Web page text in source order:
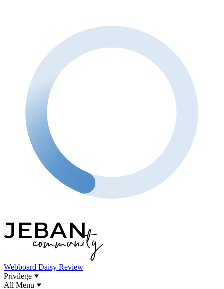
Webboard Daisy Review
Privilege
All Menu